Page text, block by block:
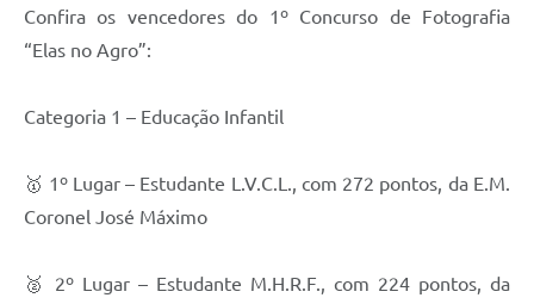
Confira os vencedores do 1º Concurso de Fotografia
“Elas no Agro”:
Categoria 1 – Educação Infantil
🥇 1º Lugar – Estudante L.V.C.L., com 272 pontos, da E.M.
Coronel José Máximo
🥈 2º Lugar – Estudante M.H.R.F., com 224 pontos, da